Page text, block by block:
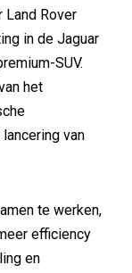
Land Rover
in de Jaguar
SUV.
het
van
te werken,
efficiency
en